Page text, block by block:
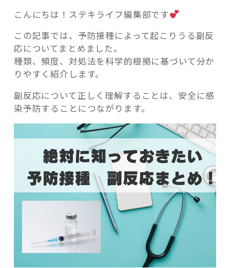
記事検索
こんにちは！ステキライフ編集部です
この記事では、予防接種によって起こりうる副反
応についてまとめました。
種類、頻度、対処法を科学的根拠に基づいて分か
りやすく紹介します。
副反応について正しく理解することは、安全に感
染予防することにつながります。